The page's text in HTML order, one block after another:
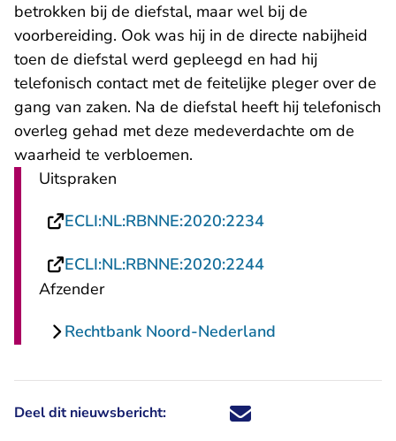
betrokken bij de diefstal, maar wel bij de
voorbereiding. Ook was hij in de directe nabijheid
toen de diefstal werd gepleegd en had hij
telefonisch contact met de feitelijke pleger over de
gang van zaken. Na de diefstal heeft hij telefonisch
overleg gehad met deze medeverdachte om de
waarheid te verbloemen.
Uitspraken
ECLI:NL:RBNNE:2020:2234- U verlaat
ECLI:NL:RBNNE:2020:2244- U verlaat
Afzender
Rechtbank Noord-Nederland
Deel dit nieuwsbericht: Deel dit nieuwsbericht via X -
Deel dit nieuwsbericht via
Deel dit nieuwsbericht
Deel dit